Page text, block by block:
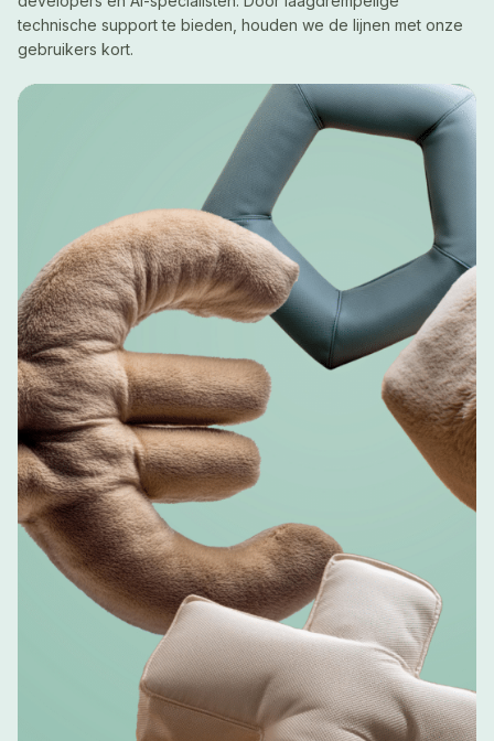
technische support te bieden, houden we de lijnen met onze
gebruikers kort.